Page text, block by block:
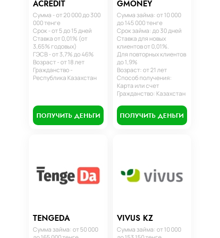
ACREDIT
Сумма - от 20 000 до 300
000 тенге
Срок - от 5 до 15 дней
Ставка от 0,01% (от
3,65% годовых)
ГЭСВ - от 3,7% до 46%
Возраст - от 18 лет
Гражданство -
Республика Казахстан
ПОЛУЧИТЬ ДЕНЬГИ
GMONEY
Сумма займа: от 10 000
до 145 000 тенге
Срок займа: до 30 дней
Ставка для новых
клиентов от 0,01%.
Для повторных клиентов
до 1,9%
Возраст: от 21 лет
Способ получения:
Карта или счет
Гражданство: Казахстан
ПОЛУЧИТЬ ДЕНЬГИ
TENGEDA
Сумма займа: от 50 000
VIVUS KZ
Сумма займа: от 10 000